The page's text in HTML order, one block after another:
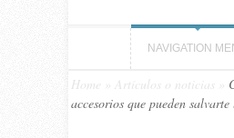
NAVIGATION
Home Artículos o noticias
accesorios que pueden